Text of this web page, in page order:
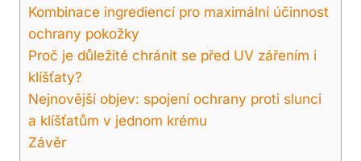
Kombinace ingrediencí pro maximální účinnost
ochrany pokožky
Proč je důležité chránit se před UV zářením i
klíšťaty?
Nejnovější objev: spojení ochrany proti slunci
a klíšťatům v jednom krému
Závěr